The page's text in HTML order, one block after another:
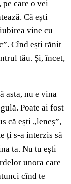
care o vei
Că ești
vine cu
Cînd ești rănit
tău. Și, încet,
asta, nu e vina
Poate ai fost
că ești „leneș”,
ți s-a interzis să
ta. Nu tu ești
unora care
cînd te